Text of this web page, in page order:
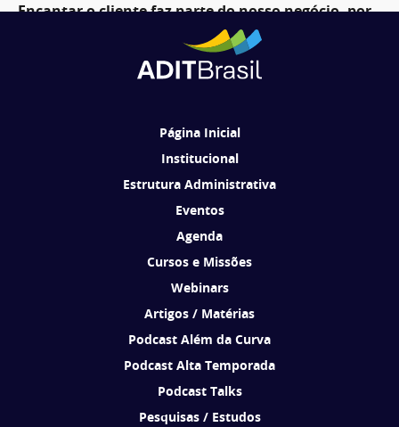
Encantar o cliente faz parte do nosso negócio, por
Gustavo Rezende (Grupo GR)
Página Inicial
Institucional
Estrutura Administrativa
Eventos
Agenda
Cursos e Missões
Webinars
Artigos / Matérias
Podcast Além da Curva
Podcast Alta Temporada
Podcast Talks
Pesquisas / Estudos